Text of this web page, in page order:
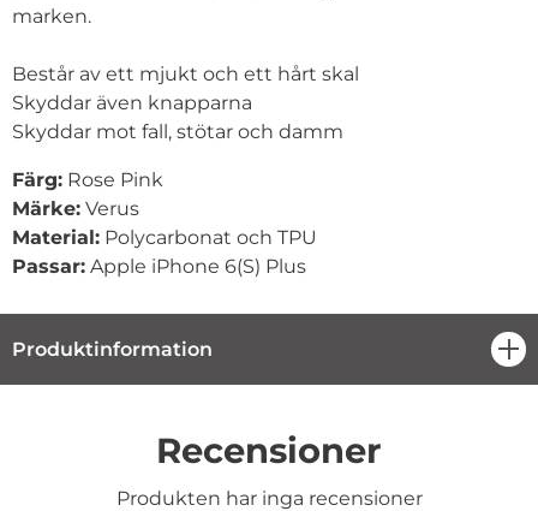
marken.
Består av ett mjukt och ett hårt skal
Skyddar även knapparna
Skyddar mot fall, stötar och damm
Färg: Rose Pink
Märke: Verus
Material: Polycarbonat och TPU
Passar: Apple iPhone 6(S) Plus
Produktinformation
Recensioner
Produkten har inga recensioner